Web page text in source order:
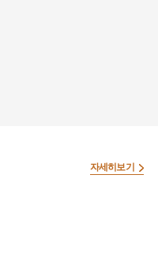
자세히보기